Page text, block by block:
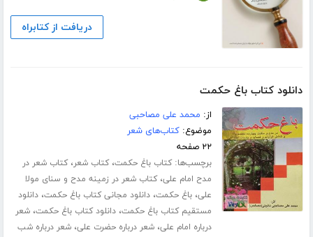
دریافت از کتابراه
دانلود کتاب باغ حکمت
از: محمد علی مصاحبی
موضوع:کتاب‌های شعر
۲۲ صفحه
برچسب‌ها:کتاب باغ حکمت،کتاب شعر،کتاب شعر در
مدح امام علی،کتاب شعر در زمینه مدح و سنای مولا
علی،باغ حکمت،دانلود مجانی کتاب باغ حکمت،دانلود
مستقیم کتاب باغ حکمت،دانلود کتاب باغ حکمت،شعر
درباره امام علی،شعر درباره حضرت علی،شعر درباره شب